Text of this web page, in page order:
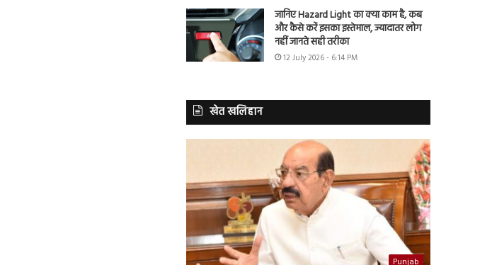
जानिए Hazard Light का क्या काम है, कब
और कैसे करें इसका इस्तेमाल, ज्यादातर लोग
नहीं जानते सही तरीका
12 July 2026 - 6:14 PM
खेत खलिहान
Punjab